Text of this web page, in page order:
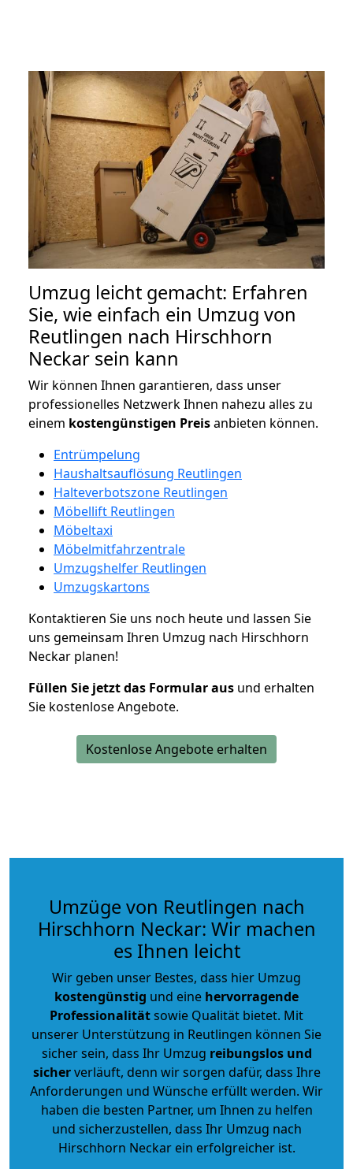
Umzug leicht gemacht: Erfahren
Sie, wie einfach ein Umzug von
Reutlingen nach Hirschhorn
Neckar sein kann
Wir können Ihnen garantieren, dass unser
professionelles Netzwerk Ihnen nahezu alles zu
einem kostengünstigen Preisanbieten können.
Entrümpelung
Haushaltsauflösung Reutlingen
Halteverbotszone Reutlingen
Möbellift Reutlingen
Möbeltaxi
Möbelmitfahrzentrale
Umzugshelfer Reutlingen
Umzugskartons
Kontaktieren Sie uns noch heute und lassen Sie
uns gemeinsam Ihren Umzug nach Hirschhorn
Neckar planen!
Füllen Sie jetzt das Formular aus und erhalten
Sie kostenlose Angebote.
Kostenlose Angebote erhalten
Umzüge von Reutlingen nach
Hirschhorn Neckar: Wir machen
es Ihnen leicht
Wir geben unser Bestes, dass hier Umzug
kostengünstig und eine hervorragende
Professionalitätsowie Qualität bietet. Mit
unserer Unterstützung in Reutlingen können Sie
sicher sein, dass Ihr Umzug reibungslos und
sicherverläuft, denn wir sorgen dafür, dass Ihre
Anforderungen und Wünsche erfüllt werden. Wir
haben die besten Partner, um Ihnen zu helfen
und sicherzustellen, dass Ihr Umzug nach
Hirschhorn Neckar ein erfolgreicher ist.